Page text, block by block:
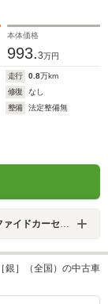
本体価格
993.3万円
走行 0.8万km
修復
なし
整備
法定整備無
カーセンター
銀］（全国）の中古車